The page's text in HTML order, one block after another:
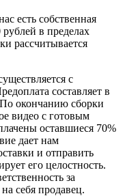
есть собственная
в пределах
рассчитывается
с
составляет в
окончанию сборки
видео с готовым
оставшиеся 70%
дает нам
и отправить
его целостность.
за
себя продавец.